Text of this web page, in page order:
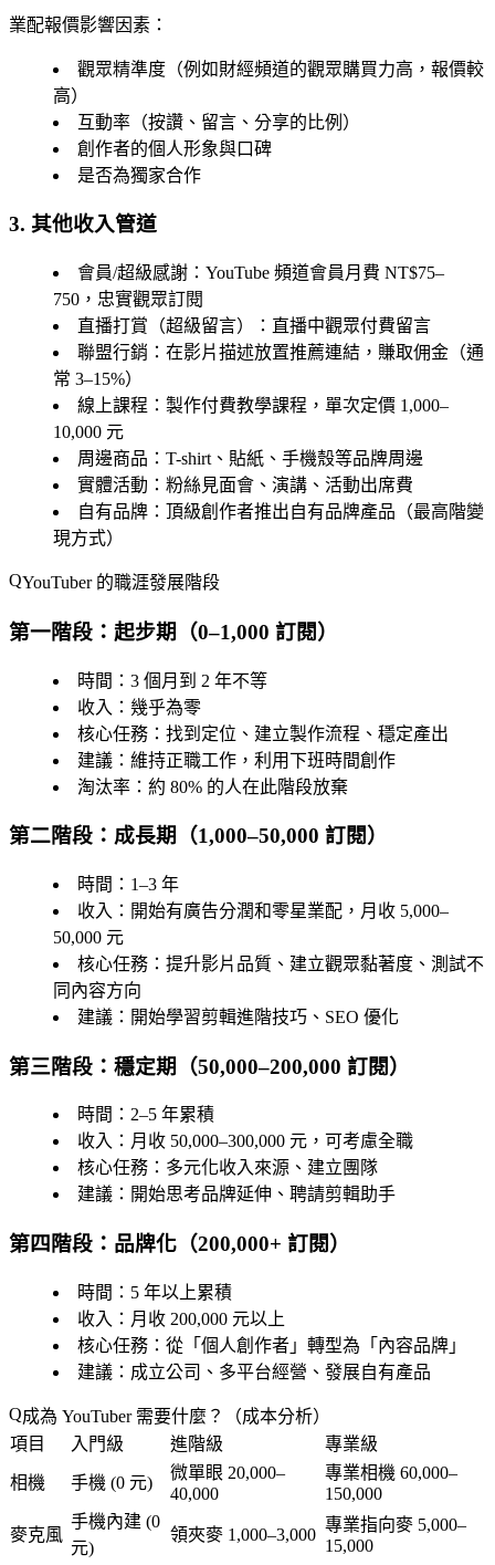
業配報價影響因素：
觀眾精準度（例如財經頻道的觀眾購買力高，報價較
高）
互動率（按讚、留言、分享的比例）
創作者的個人形象與口碑
是否為獨家合作
3. 其他收入管道
會員/超級感謝 ：YouTube 頻道會員月費 NT$75–
750，忠實觀眾訂閱
直播打賞（超級留言）
：直播中觀眾付費留言
聯盟行銷 ：在影片描述放置推薦連結，賺取佣金（通
常 3–15%）
線上課程 ：製作付費教學課程，單次定價 1,000–
10,000 元
周邊商品 ：T-shirt、貼紙、手機殼等品牌周邊
實體活動 ：粉絲見面會、演講、活動出席費
自有品牌 ：頂級創作者推出自有品牌產品（最高階變
現方式）
YouTuber 的職涯發展階段
第一階段：起步期（0–1,000 訂閱）
時間 ：3 個月到 2 年不等
收入 ：幾乎為零
核心任務 ：找到定位、建立製作流程、穩定產出
建議 ：維持正職工作，利用下班時間創作
淘汰率 ：約 80% 的人在此階段放棄
第二階段：成長期（1,000–50,000 訂閱）
時間 ：1–3 年
收入 ：開始有廣告分潤和零星業配，月收 5,000–
50,000 元
核心任務 ：提升影片品質、建立觀眾黏著度、測試不
同內容方向
建議 ：開始學習剪輯進階技巧、SEO 優化
第三階段：穩定期（50,000–200,000 訂閱）
時間 ：2–5 年累積
收入 ：月收 50,000–300,000 元，可考慮全職
核心任務 ：多元化收入來源、建立團隊
建議 ：開始思考品牌延伸、聘請剪輯助手
第四階段：品牌化（200,000+ 訂閱）
時間 ：5 年以上累積
收入 ：月收 200,000 元以上
核心任務 ：從「個人創作者」轉型為「內容品牌」
建議 ：成立公司、多平台經營、發展自有產品
成為 YouTuber 需要什麼？（成本分析）
項目
入門級 進階級 專業級
相機 手機 (0 元)
微單眼 20,000–
40,000
專業相機 60,000–
150,000
麥克風
手機內建 (0
元)
領夾麥 1,000–3,000
專業指向麥 5,000–
15,000